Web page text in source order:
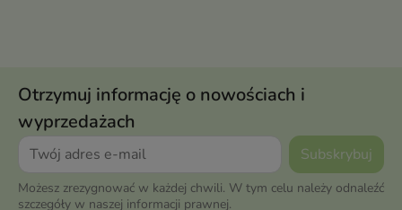
Otrzymuj informację o nowościach i
wyprzedażach
Możesz zrezygnować w każdej chwili. W tym celu należy odnaleźć
szczegóły w naszej informacji prawnej.